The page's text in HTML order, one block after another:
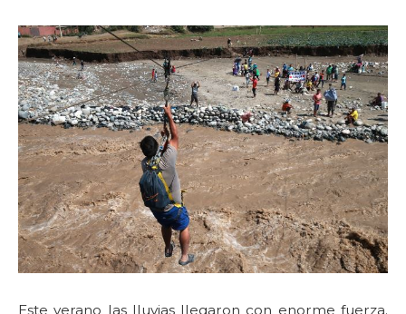
Este verano las lluvias llegaron con enorme fuerza.